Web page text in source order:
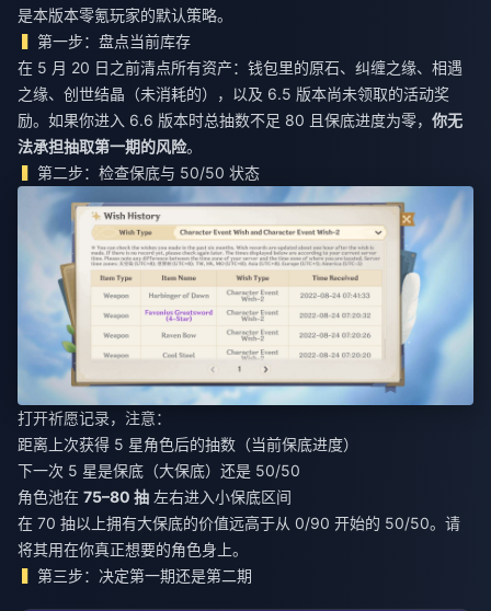
是本版本零氪玩家的默认策略。
第一步：盘点当前库存
在 5 月 20 日之前清点所有资产：钱包里的原石、纠缠之缘、相遇
之缘、创世结晶（未消耗的），以及 6.5 版本尚未领取的活动奖
励。如果你进入 6.6 版本时总抽数不足 80 且保底进度为零， 你无
法承担抽取第一期的风险。
第二步：检查保底与 50/50 状态
打开祈愿记录，注意：
距离上次获得 5 星角色后的抽数（当前保底进度）
下一次 5 星是保底（大保底）还是 50/50
角色池在 75–80 抽 左右进入小保底区间
在 70 抽以上拥有大保底的价值远高于从 0/90 开始的 50/50。请
将其用在你真正想要的角色身上。
第三步：决定第一期还是第二期